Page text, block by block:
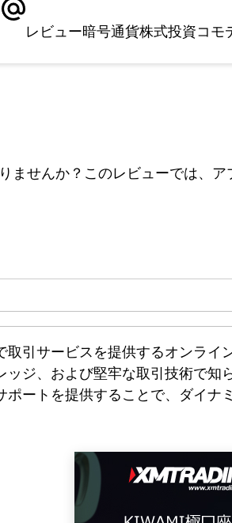
レビュー暗号通貨株式投資コモ
せんか？このレビューでは、
引サービスを提供するオンラ
ジ、および堅牢な取引技術で
ートを提供することで、ダイ